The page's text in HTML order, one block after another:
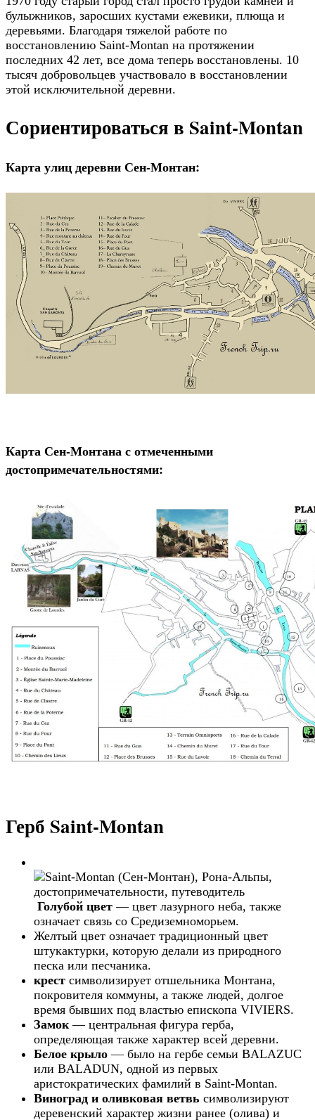
булыжников, заросших кустами ежевики, плюща и
деревьями. Благодаря тяжелой работе по
восстановлению Saint-Montan на протяжении
последних 42 лет, все дома теперь восстановлены. 10
тысяч добровольцев участвовало в восстановлении
этой исключительной деревни.
Сориентироваться в Saint-Montan
Карта улиц деревни Сен-Монтан:
Карта Сен-Монтана с отмеченными
достопримечательностями:
Герб Saint-Montan
Голубой цвет — цвет лазурного неба, также
означает связь со Средиземноморьем.
Желтый цвет означает традиционный цвет
штукактурки, которую делали из природного
песка или песчаника.
крест символизирует отшельника Монтана,
покровителя коммуны, а также людей, долгое
время бывших под властью епископа VIVIERS.
Замок— центральная фигура герба,
определяющая также характер всей деревни.
Белое крыло — было на гербе семьи BALAZUC
или BALADUN, одной из первых
аристократических фамилий в Saint-Montan.
Виноград и оливковая ветвь символизируют
деревенский характер жизни ранее (олива) и